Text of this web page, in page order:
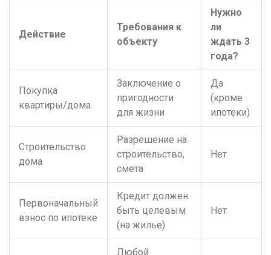
Действие
Требования к
объекту
Нужно
ли
ждать 3
года?
Покупка
квартиры/дома
Заключение о
пригодности
для жизни
Да
(кроме
ипотеки)
Строительство
дома
Разрешение на
строительство,
смета
Нет
Первоначальный
взнос по ипотеке
Кредит должен
быть целевым
(на жилье)
Нет
Любой